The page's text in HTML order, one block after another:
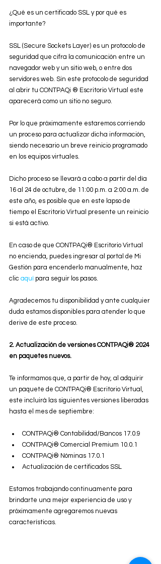
¿Qué es un certificado SSL y por qué es
importante?
SSL (Secure Sockets Layer) es un protocolo de
seguridad que cifra la comunicación entre un
navegador web y un sitio web, o entre dos
servidores web. Sin este protocolo de seguridad
al abrir tu CONTPAQi ® Escritorio Virtual este
aparecerá como un sitio no seguro.
Por lo que próximamente estaremos corriendo
un proceso para actualizar dicha información,
siendo necesario un breve reinicio programado
en los equipos virtuales.
Dicho proceso se llevará a cabo a partir del día
16 al 24 de octubre, de 11:00 p.m. a 2:00 a.m. de
este año, es posible que en este lapso de
tiempo el Escritorio Virtual presente un reinicio
si está activo.
En caso de que CONTPAQi® Escritorio Virtual
no encienda, puedes ingresar al portal de Mi
Gestión para encenderlo manualmente, haz
clic aquí para seguir los pasos.
Agradecemos tu disponibilidad y ante cualquier
duda estamos disponibles para atender lo que
derive de este proceso.
2. Actualización de versiones CONTPAQi® 2024
en paquetes nuevos.
Te informamos que, a partir de hoy, al adquirir
un paquete de CONTPAQi® Escritorio Virtual,
este incluirá las siguientes versiones liberadas
hasta el mes de septiembre:
CONTPAQi® Contabilidad/Bancos 17.0.9
CONTPAQi® Comercial Premium 10.0.1
CONTPAQi® Nóminas 17.0.1
Actualización de certificados SSL
Estamos trabajando continuamente para
brindarte una mejor experiencia de uso y
próximamente agregaremos nuevas
características.